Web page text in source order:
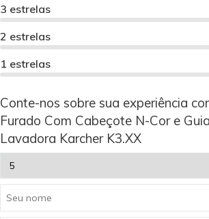
3 estrelas
2 estrelas
1 estrelas
Conte-nos sobre sua experiência
Furado Com Cabeçote N-Cor e
Lavadora Karcher K3.XX